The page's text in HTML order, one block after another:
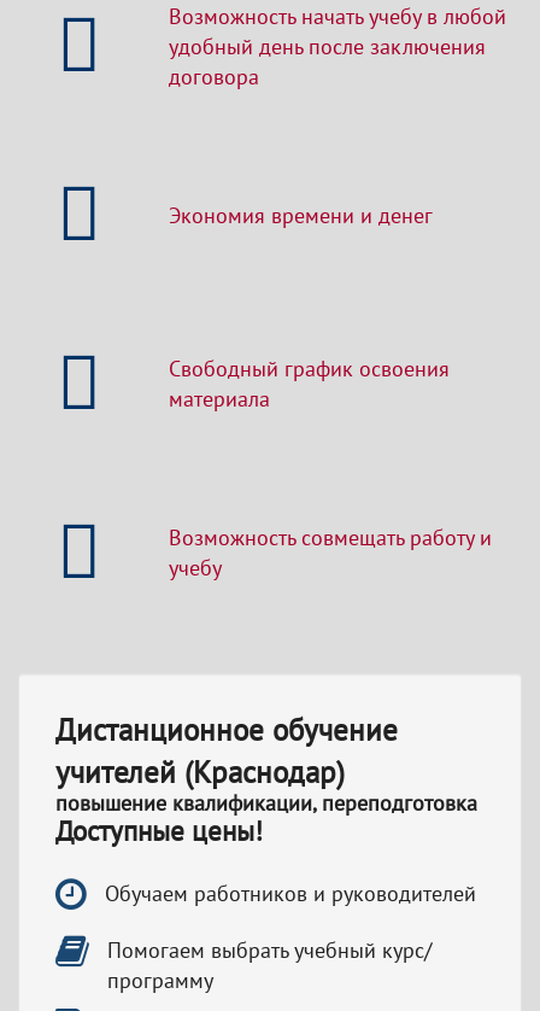
Возможность начать учебу в любой
удобный день после заключения
договора
Экономия времени и денег
Свободный график освоения
материала
Возможность совмещать работу и
учебу
Дистанционное обучение
учителей (Краснодар)
повышение квалификации, переподготовка
Доступные цены!
Обучаем работников и руководителей
Помогаем выбрать учебный курс/
программу